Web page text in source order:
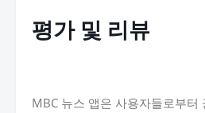
평가 및 리뷰
MBC 뉴스 앱은 사용자들로부터